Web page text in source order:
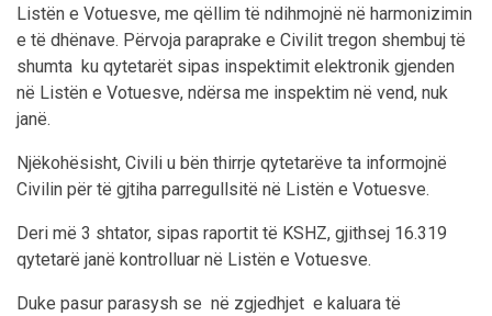
Listën e Votuesve, me qëllim të ndihmojnë në harmonizimin
e të dhënave. Përvoja paraprake e Civilit tregon shembuj të
shumta ku qytetarët sipas inspektimit elektronik gjenden
në Listën e Votuesve, ndërsa me inspektim në vend, nuk
janë.
Njëkohësisht, Civili u bën thirrje qytetarëve ta informojnë
Civilin për të gjtiha parregullsitë në Listën e Votuesve.
Deri më 3 shtator, sipas raportit të KSHZ, gjithsej 16.319
qytetarë janë kontrolluar në Listën e Votuesve.
Duke pasur parasysh se në zgjedhjet e kaluara të